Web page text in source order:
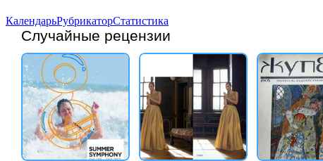
КалендарьРубрикаторСтатистика
Случайные рецензии